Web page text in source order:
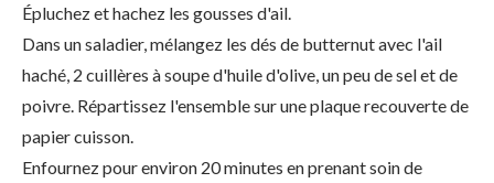
Épluchez et hachez les gousses d'ail.
Dans un saladier, mélangez les dés de butternut avec l'ail
haché, 2 cuillères à soupe d'huile d'olive, un peu de sel et de
poivre. Répartissez l'ensemble sur une plaque recouverte de
papier cuisson.
Enfournez pour environ 20 minutes en prenant soin de